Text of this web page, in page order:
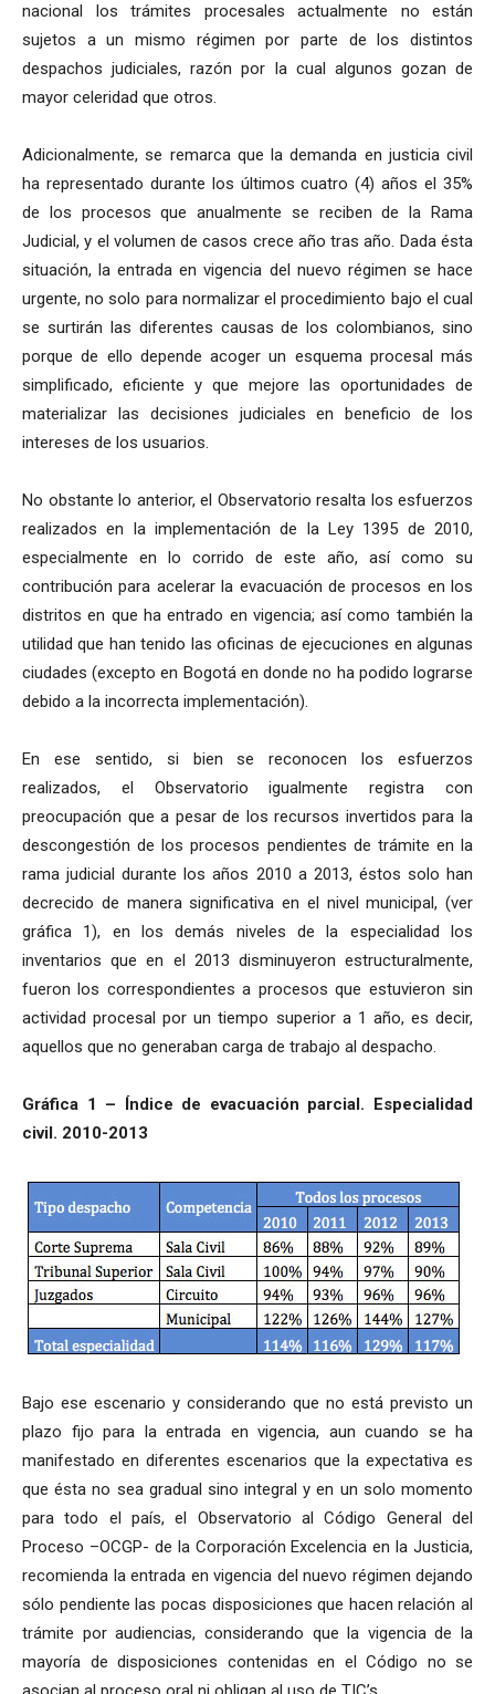
nacional los trámites procesales actualmente no están
sujetos a un mismo régimen por parte de los distintos
despachos judiciales, razón por la cual algunos gozan de
mayor celeridad que otros.
Adicionalmente, se remarca que la demanda en justicia civil
ha representado durante los últimos cuatro (4) años el 35%
de los procesos que anualmente se reciben de la Rama
Judicial, y el volumen de casos crece año tras año. Dada ésta
situación, la entrada en vigencia del nuevo régimen se hace
urgente, no solo para normalizar el procedimiento bajo el cual
se surtirán las diferentes causas de los colombianos, sino
porque de ello depende acoger un esquema procesal más
simplificado, eficiente y que mejore las oportunidades de
materializar las decisiones judiciales en beneficio de los
intereses de los usuarios.
No obstante lo anterior, el Observatorio resalta los esfuerzos
realizados en la implementación de la Ley 1395 de 2010,
especialmente en lo corrido de este año, así como su
contribución para acelerar la evacuación de procesos en los
distritos en que ha entrado en vigencia; así como también la
utilidad que han tenido las oficinas de ejecuciones en algunas
ciudades (excepto en Bogotá en donde no ha podido lograrse
debido a la incorrecta implementación).
En ese sentido, si bien se reconocen los esfuerzos
realizados, el Observatorio igualmente registra con
preocupación que a pesar de los recursos invertidos para la
descongestión de los procesos pendientes de trámite en la
rama judicial durante los años 2010 a 2013, éstos solo han
decrecido de manera significativa en el nivel municipal, (ver
gráfica 1), en los demás niveles de la especialidad los
inventarios que en el 2013 disminuyeron estructuralmente,
fueron los correspondientes a procesos que estuvieron sin
actividad procesal por un tiempo superior a 1 año, es decir,
aquellos que no generaban carga de trabajo al despacho.
Gráfica 1 – Índice de evacuación parcial. Especialidad
civil. 2010-2013
Bajo ese escenario y considerando que no está previsto un
plazo fijo para la entrada en vigencia, aun cuando se ha
manifestado en diferentes escenarios que la expectativa es
que ésta no sea gradual sino integral y en un solo momento
para todo el país, el Observatorio al Código General del
Proceso –OCGP- de la Corporación Excelencia en la Justicia,
recomienda la entrada en vigencia del nuevo régimen dejando
sólo pendiente las pocas disposiciones que hacen relación al
trámite por audiencias, considerando que la vigencia de la
mayoría de disposiciones contenidas en el Código no se